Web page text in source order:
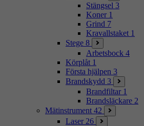
Stängsel 3
Koner 1
Grind 7
Kravallstaket 1
Stege 8
Arbetsbock 4
Körplåt 1
Första hjälpen 3
Brandskydd 3
Brandfiltar 1
Brandsläckare 2
Mätinstrument 42
Laser 26